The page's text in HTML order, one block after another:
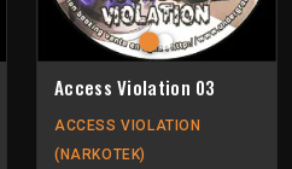
Access Violation 03
ACCESS VIOLATION
(NARKOTEK)